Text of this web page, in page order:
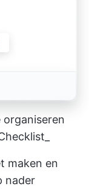
maken en
nader